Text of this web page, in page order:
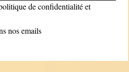
de confidentialité et
nos emails